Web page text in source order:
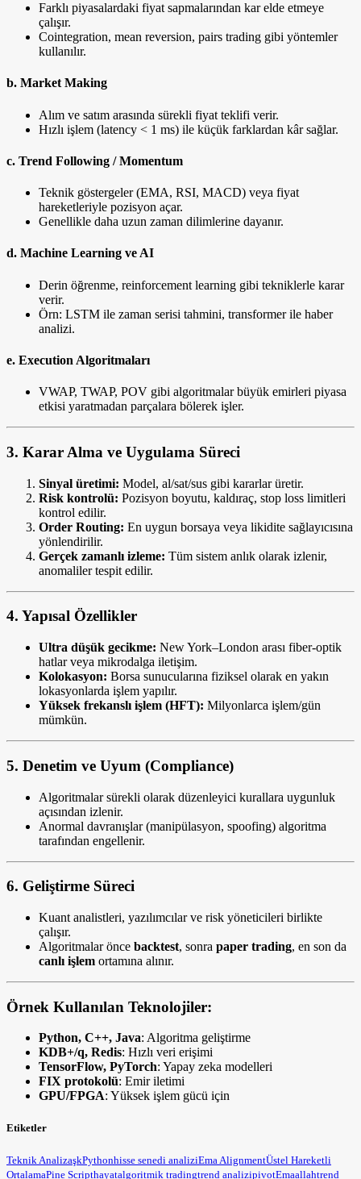
Farklı piyasalardaki fiyat sapmalarından kar elde etmeye
çalışır.
Cointegration, mean reversion, pairs trading gibi yöntemler
kullanılır.
b. Market Making
Alım ve satım arasında sürekli fiyat teklifi verir.
Hızlı işlem (latency < 1 ms) ile küçük farklardan kâr sağlar.
c. Trend Following / Momentum
Teknik göstergeler (EMA, RSI, MACD) veya fiyat
hareketleriyle pozisyon açar.
Genellikle daha uzun zaman dilimlerine dayanır.
d. Machine Learning ve AI
Derin öğrenme, reinforcement learning gibi tekniklerle karar
verir.
Örn: LSTM ile zaman serisi tahmini, transformer ile haber
analizi.
e. Execution Algoritmaları
VWAP, TWAP, POV gibi algoritmalar büyük emirleri piyasa
etkisi yaratmadan parçalara bölerek işler.
3. Karar Alma ve Uygulama Süreci
Sinyal üretimi: Model, al/sat/sus gibi kararlar üretir.
Risk kontrolü: Pozisyon boyutu, kaldıraç, stop loss limitleri
kontrol edilir.
Order Routing: En uygun borsaya veya likidite sağlayıcısına
yönlendirilir.
Gerçek zamanlı izleme: Tüm sistem anlık olarak izlenir,
anomaliler tespit edilir.
4. Yapısal Özellikler
Ultra düşük gecikme: New York–London arası fiber-optik
hatlar veya mikrodalga iletişim.
Kolokasyon: Borsa sunucularına fiziksel olarak en yakın
lokasyonlarda işlem yapılır.
Yüksek frekanslı işlem (HFT): Milyonlarca işlem/gün
mümkün.
5. Denetim ve Uyum (Compliance)
Algoritmalar sürekli olarak düzenleyici kurallara uygunluk
açısından izlenir.
Anormal davranışlar (manipülasyon, spoofing) algoritma
tarafından engellenir.
6. Geliştirme Süreci
Kuant analistleri, yazılımcılar ve risk yöneticileri birlikte
çalışır.
Algoritmalar önce backtest, sonra paper trading, en son da
canlı işlem ortamına alınır.
Örnek Kullanılan Teknolojiler:
Python, C++, Java: Algoritma geliştirme
KDB+/q, Redis: Hızlı veri erişimi
TensorFlow, PyTorch: Yapay zeka modelleri
FIX protokolü: Emir iletimi
GPU/FPGA: Yüksek işlem gücü için
Etiketler
Teknik AnalizaşkPythonhisse senedi analiziEma AlignmentÜstel Hareketli
OrtalamaPine Scripthayatalgoritmik tradingtrend analizipivotEmaallahtrend